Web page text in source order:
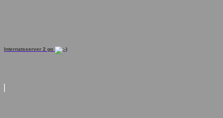
Internatsserver 2 go